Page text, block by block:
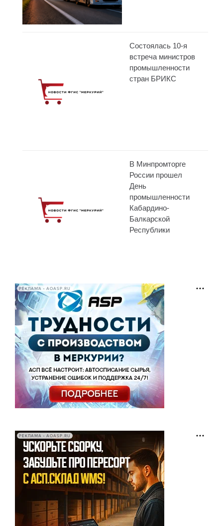
Состоялась 10-я
встреча министров
промышленности
стран БРИКС
В Минпромторге
России прошел
День
промышленности
Кабардино-
Балкарской
Республики
РЕКЛАМА • AOASP.RU
РЕКЛАМА • AOASP.RU